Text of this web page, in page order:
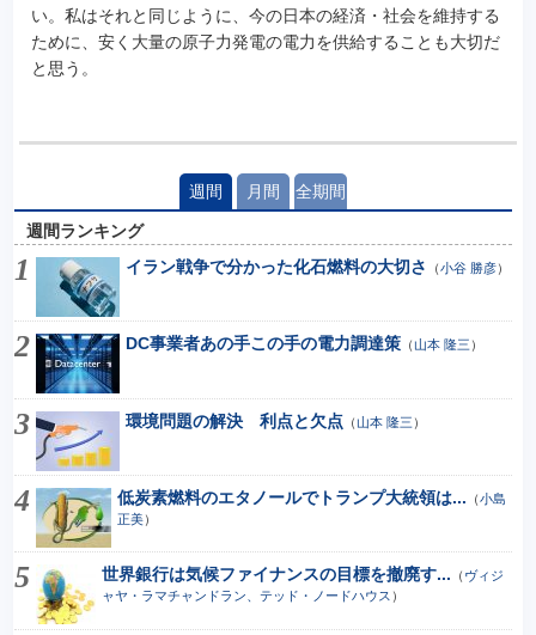
い。私はそれと同じように、今の日本の経済・社会を維持する
ために、安く大量の原子力発電の電力を供給することも大切だ
と思う。
週間 月間 全期間
週間ランキング
イラン戦争で分かった化石燃料の大切さ
（小谷 勝彦）
DC事業者あの手この手の電力調達策（山本 隆三 ）
環境問題の解決 利点と欠点 （山本 隆三 ）
低炭素燃料のエタノールでトランプ大統領は... （小島
正美）
世界銀行は気候ファイナンスの目標を撤廃す... （ ヴィジ
ャヤ・ラマチャンドラン、テッド・ノードハウス ）